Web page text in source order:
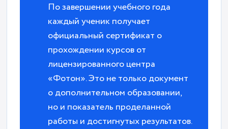
По завершении учебного года
каждый ученик получает
официальный сертификат о
прохождении курсов от
лицензированного центра
«Фотон». Это не только документ
о дополнительном образовании,
но и показатель проделанной
работы и достигнутых результатов.